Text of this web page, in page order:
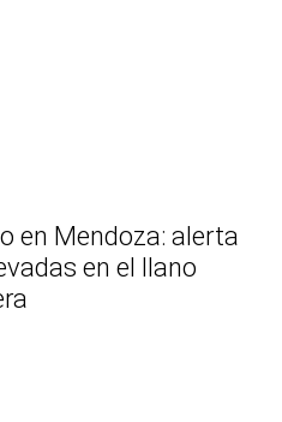
en Mendoza: alerta
en el llano